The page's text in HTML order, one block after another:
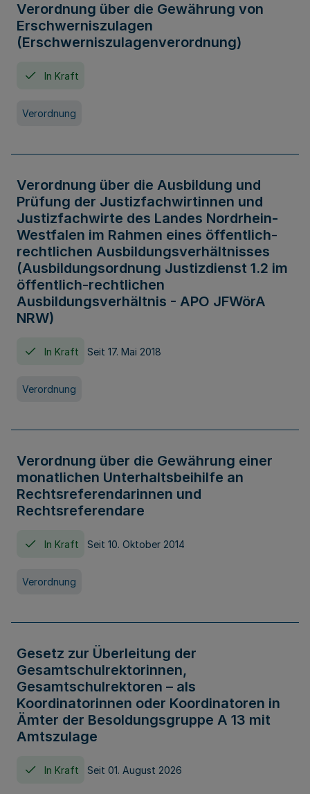
Verordnung über die Gewährung von
Erschwerniszulagen
(Erschwerniszulagenverordnung)
In Kraft
Verordnung
Verordnung über die Ausbildung und
Prüfung der Justizfachwirtinnen und
Justizfachwirte des Landes Nordrhein-
Westfalen im Rahmen eines öffentlich-
rechtlichen Ausbildungsverhältnisses
(Ausbildungsordnung Justizdienst 1.2 im
öffentlich-rechtlichen
Ausbildungsverhältnis - APO JFWörA
NRW)
In Kraft Seit 17. Mai 2018
Verordnung
Verordnung über die Gewährung einer
monatlichen Unterhaltsbeihilfe an
Rechtsreferendarinnen und
Rechtsreferendare
In Kraft Seit 10. Oktober 2014
Verordnung
Gesetz zur Überleitung der
Gesamtschulrektorinnen,
Gesamtschulrektoren – als
Koordinatorinnen oder Koordinatoren in
Ämter der Besoldungsgruppe A 13 mit
Amtszulage
In Kraft Seit 01. August 2026